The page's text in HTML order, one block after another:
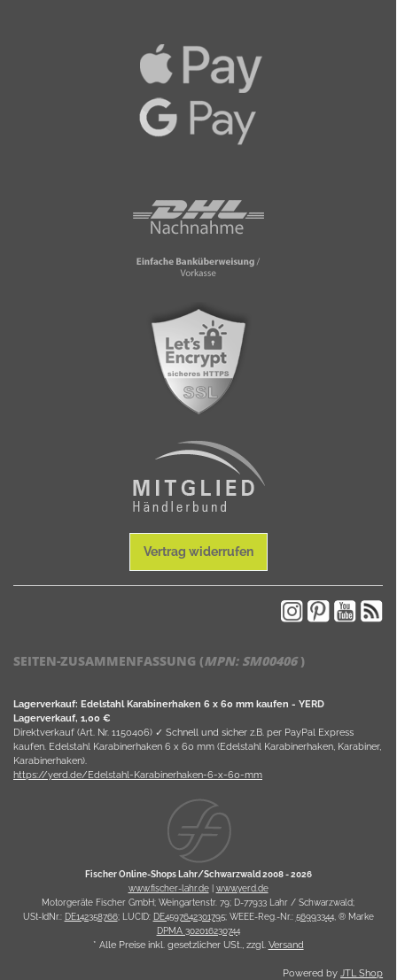
Vertrag widerrufen
SEITEN-ZUSAMMENFASSUNG (MPN: SM00406)
Lagerverkauf: Edelstahl Karabinerhaken 6 x 60 mm kaufen - YERD
Lagerverkauf, 1,00 €
Direktverkauf (Art. Nr. 1150406) ✓ Schnell und sicher z.B. per PayPal Express
kaufen. Edelstahl Karabinerhaken 6 x 60 mm (Edelstahl Karabinerhaken, Karabiner,
Karabinerhaken).
https://yerd.de/Edelstahl-Karabinerhaken-6-x-60-mm
Fischer Online-Shops Lahr/Schwarzwald 2008 -2026
www.fischer-lahr.de| www.yerd.de
Motorgeräte Fischer GmbH; Weingartenstr. 79; D-77933 Lahr / Schwarzwald;
USt-IdNr.: DE142358766; LUCID: DE4597642301795; WEEE-Reg.-Nr.: 56993344, ® Marke
DPMA 302016230744
* Alle Preise inkl. gesetzlicher USt., zzgl. Versand
Powered byJTL Shop